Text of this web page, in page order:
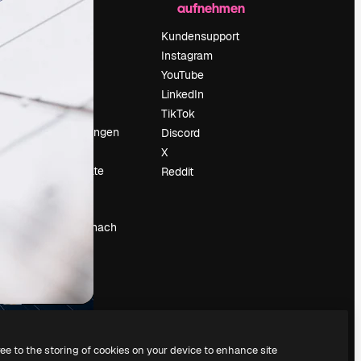
Preise
Suchtrends
Blog
Veranstaltungen
Deine Inhalte
Suchst du nach
aufnehmen
Kundensupport
Instagram
YouTube
LinkedIn
TikTok
Discord
X
Reddit
to the storing of cookies on your device to enhance site